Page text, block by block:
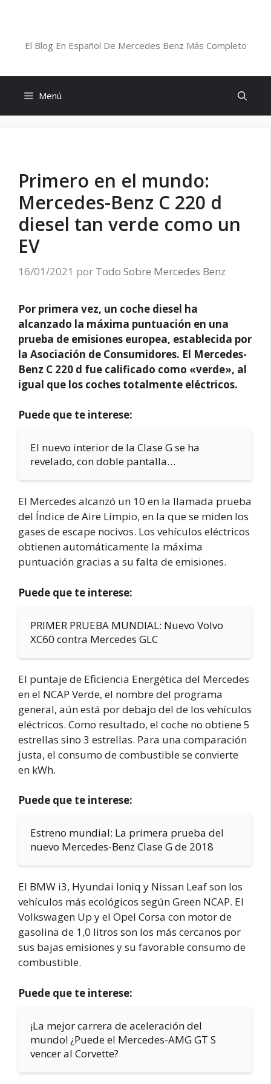
El Blog En Español De Mercedes Benz Más Completo
Menú
Primero en el mundo:
Mercedes-Benz C 220 d
diesel tan verde como un
EV
16/01/2021 por Todo Sobre Mercedes Benz
Por primera vez, un coche diesel ha
alcanzado la máxima puntuación en una
prueba de emisiones europea, establecida por
la Asociación de Consumidores. El Mercedes-
Benz C 220 d fue calificado como «verde», al
igual que los coches totalmente eléctricos.
Puede que te interese:
El nuevo interior de la Clase G se ha
revelado, con doble pantalla…
El Mercedes alcanzó un 10 en la llamada prueba
del Índice de Aire Limpio, en la que se miden los
gases de escape nocivos. Los vehículos eléctricos
obtienen automáticamente la máxima
puntuación gracias a su falta de emisiones.
Puede que te interese:
PRIMER PRUEBA MUNDIAL: Nuevo Volvo
XC60 contra Mercedes GLC
El puntaje de Eficiencia Energética del Mercedes
en el NCAP Verde, el nombre del programa
general, aún está por debajo del de los vehículos
eléctricos. Como resultado, el coche no obtiene 5
estrellas sino 3 estrellas. Para una comparación
justa, el consumo de combustible se convierte
en kWh.
Puede que te interese:
Estreno mundial: La primera prueba del
nuevo Mercedes-Benz Clase G de 2018
El BMW i3, Hyundai Ioniq y Nissan Leaf son los
vehículos más ecológicos según Green NCAP. El
Volkswagen Up y el Opel Corsa con motor de
gasolina de 1,0 litros son los más cercanos por
sus bajas emisiones y su favorable consumo de
combustible.
Puede que te interese:
¡La mejor carrera de aceleración del
mundo! ¿Puede el Mercedes-AMG GT S
vencer al Corvette?